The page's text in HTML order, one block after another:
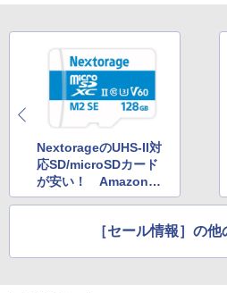
NextorageのUHS-II対
応SD/microSDカード
が安い！ Amazon暮
らし応援夏祭りSALE
［セール情報］の